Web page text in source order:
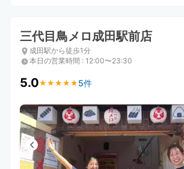
三代目鳥メロ成田駅前店
成田駅から徒歩1分
本日の営業時間 : 12:00〜23:30
5.0★ ★ ★ ★ ★
★ ★ ★ ★ ★ 5件